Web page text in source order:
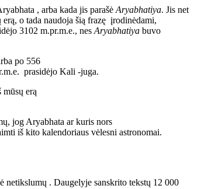
, arba kada jis parašė Aryabhatiya. Jis net
o tada naudoja šią frazę įrodinėdami,
3102 m.pr.m.e., nes Aryabhatiya buvo
po 556
prasidėjo Kali -juga.
erą
jog Aryabhata ar kuris nors
iš kito kalendoriaus vėlesni astronomai.
netikslumų . Daugelyje sanskrito tekstų 12 000